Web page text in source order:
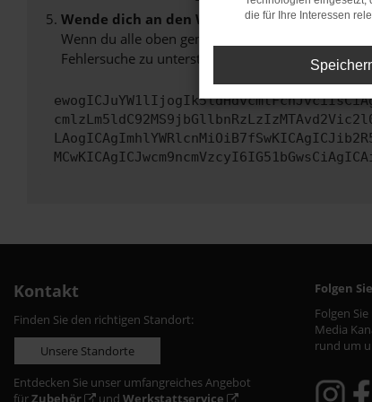
Wende dich an den Webseitenbetreiber.
Wenn du alle oben genannten Schritte versucht
Fehlersuche zu unterstützen:
Kontakt
Finden Sie den richtigen Standort:
Unsere Standorte
Entdecken Sie unser umfangreiches Angebot
fürZubehör und Werkstattservice
Folgen
Folgen
Media
rund um
die für Ihre Interessen